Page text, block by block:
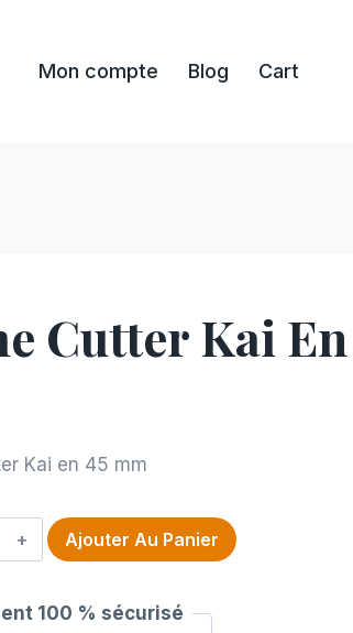
Mon compte Blog Cart
Cutter Kai
Kai en 45 mm
Ajouter Au Panier
100 % sécurisé